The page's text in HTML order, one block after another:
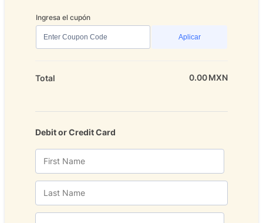
Ingresa el cupón
Aplicar
Total 0.00
0.00MXN
Debit or Credit Card